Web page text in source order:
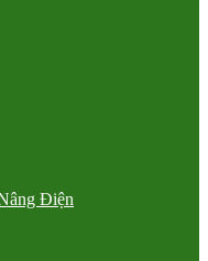
Điện